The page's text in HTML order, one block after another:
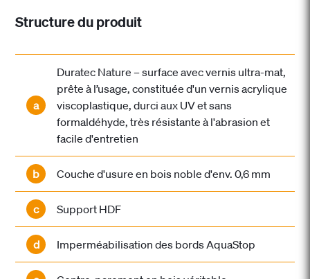
Structure du produit
a
Duratec Nature – surface avec vernis ultra-mat,
prête à l’usage, constituée d'un vernis acrylique
viscoplastique, durci aux UV et sans
formaldéhyde, très résistante à l'abrasion et
facile d'entretien
b Couche d'usure en bois noble d'env. 0,6 mm
c Support HDF
d Imperméabilisation des bords AquaStop